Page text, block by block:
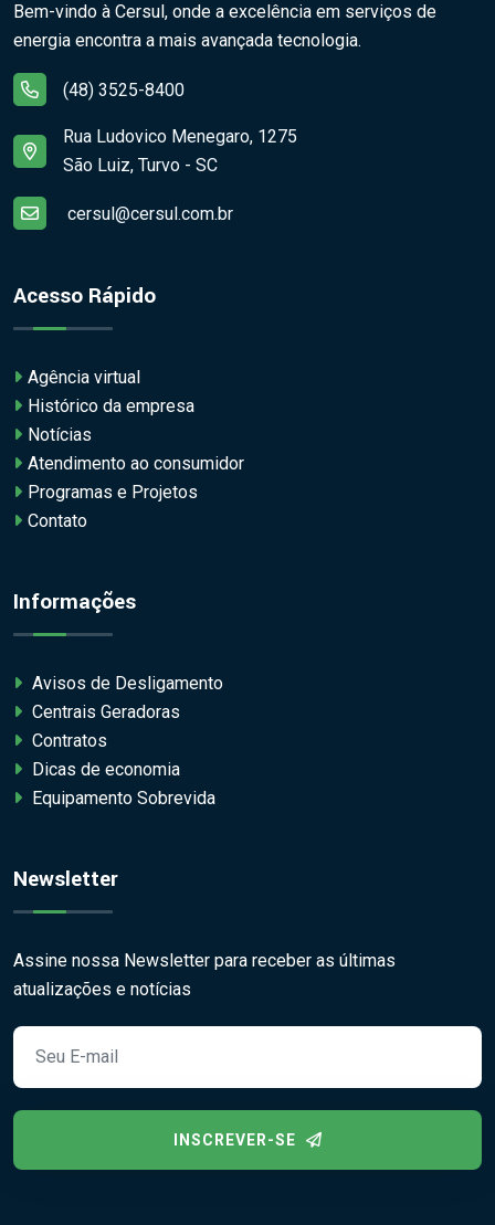
Bem-vindo à Cersul, onde a excelência em serviços de
energia encontra a mais avançada tecnologia.
(48) 3525-8400
Rua Ludovico Menegaro, 1275
São Luiz, Turvo - SC
cersul@cersul.com.br
Acesso Rápido
Agência virtual
Histórico da empresa
Notícias
Atendimento ao consumidor
Programas e Projetos
Contato
Informações
Avisos de Desligamento
Centrais Geradoras
Contratos
Dicas de economia
Equipamento Sobrevida
Newsletter
Assine nossa Newsletter para receber as últimas
atualizações e notícias
INSCREVER-SE